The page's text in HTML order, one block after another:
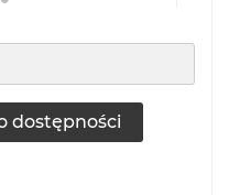
dostępności